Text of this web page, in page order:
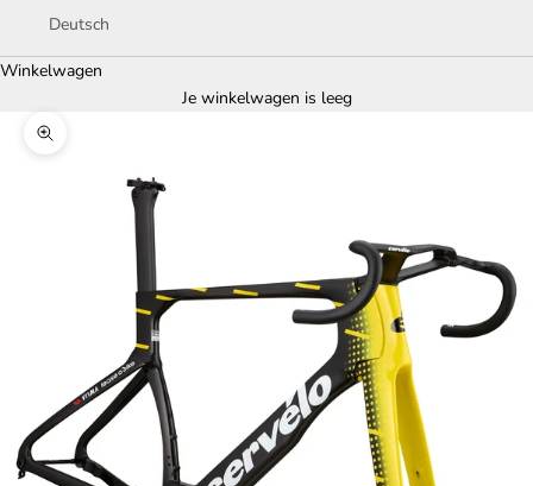
Deutsch
Winkelwagen
Je winkelwagen is leeg
In-/uitzoomen